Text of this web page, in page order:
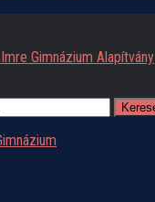
Gimnázium Alapítvány